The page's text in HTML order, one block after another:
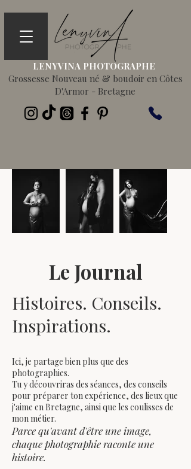
LENYVINA PHOTOGRAPHE
Grossesse Nouveau né & boudoir en Côtes
D'Armor - Bretagne
Le Journal
Histoires. Conseils.
Inspirations.
Ici, je partage bien plus que des
photographies.
Tu y découvriras des séances, des conseils
pour préparer ton expérience, des lieux que
j'aime en Bretagne, ainsi que les coulisses de
mon métier.
Parce qu'avant d'être une image,
chaque photographie raconte une
histoire.